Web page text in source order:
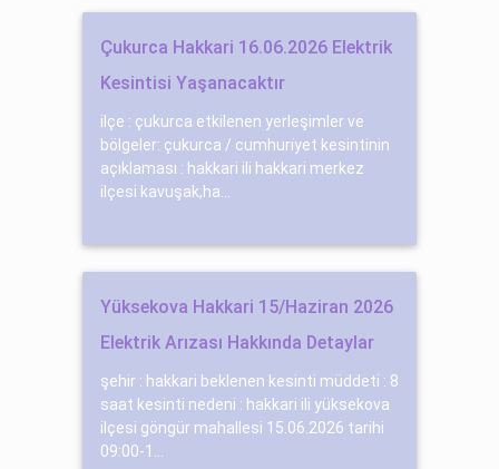
Çukurca Hakkari 16.06.2026 Elektrik
Kesintisi Yaşanacaktır
ilçe : çukurca etkilenen yerleşimler ve
bölgeler: çukurca / cumhuri̇yet kesintinin
açıklaması : hakkari ili hakkari merkez
ilçesi kavuşak,ha...
Yüksekova Hakkari 15/Haziran 2026
Elektrik Arızası Hakkında Detaylar
şehir : hakkari beklenen kesinti müddeti : 8
saat kesinti nedeni : hakkari ili yüksekova
ilçesi göngür mahallesi 15.06.2026 tarihi
09:00-1...